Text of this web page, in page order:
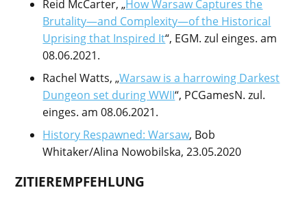
Reid McCarter, „How Warsaw Captures the
Brutality—and Complexity—of the Historical
Uprising that Inspired It“, EGM. zul einges. am
08.06.2021.
Rachel Watts, „Warsaw is a harrowing Darkest
Dungeon set during WWII“, PCGamesN. zul.
einges. am 08.06.2021.
History Respawned: Warsaw, Bob
Whitaker/Alina Nowobilska, 23.05.2020
ZITIEREMPFEHLUNG